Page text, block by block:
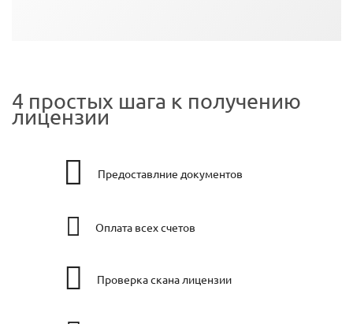
4 простых шага к получению
лицензии
Предоставлние документов
Оплата всех счетов
Проверка скана лицензии